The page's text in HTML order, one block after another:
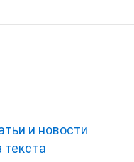
и новости
текста